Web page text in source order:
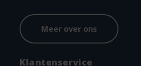
Meer over ons
Klantenservice